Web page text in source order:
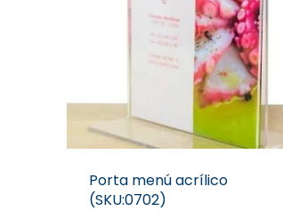
Porta menú acrílico
(SKU:0702)